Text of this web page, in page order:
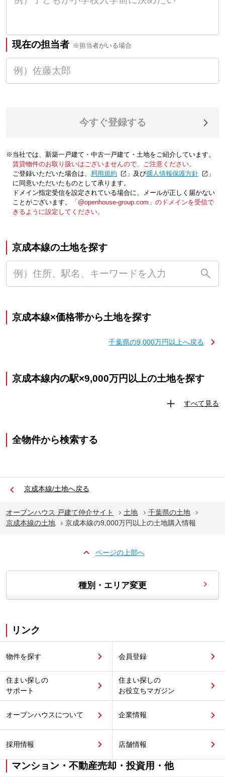
現在の担当者 ※担当者がいる場合
今すぐ登録する
※当社では、新築一戸建て・中古一戸建て・土地をご紹介しています。
賃貸物件のお取り扱いはございませんので、ご注意ください。
ご登録いただいた場合は、「利用規約 」及び「個人情報保護方針
」
に同意いただいたものとして承ります。
ドメイン指定受信を設定されている場合に、メールが正しく届かない
ことがございます。
「@openhouse-group.com」のドメインを受信で
きるように設定してください。
京成本線の土地を探す
京成本線×価格帯から土地を探す
千葉県の9,000万円以上へ戻る
京成本線内の駅×9,000万円以上の土地を探す
すべて見る
全物件から検索する
京成本線/土地へ戻る
オープンハウス 戸建て仲介サイト 土地
千葉県の土地
京成本線の土地
京成本線の9,000万円以上の土地購入情報
ページの上部へ
種別・エリア変更
リンク
物件を探す 会員登録
住まい探しの
サポート
住まい探しの
お役立ちマガジン
オープンハウスについて 企業情報
採用情報 店舗情報
マンション・不動産売却・投資用・他